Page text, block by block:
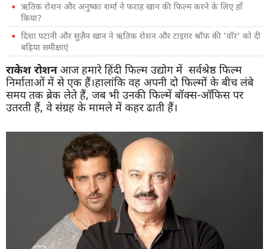
ऋतिक रोशन और अनुष्का शर्मा ने फराह खान की फिल्म करने के लिए हाँ
किया?
दिशा पटानी और सुज़ैन खान ने ऋतिक रोशन और टाइगर श्रॉफ की 'वॉर' को दी
बढ़िया समीक्षाएं
राकेश रोशनआज हमारे हिंदी फिल्म उद्योग में सर्वश्रेष्ठ फिल्म
निर्माताओं में से एक हैं।हालांकि वह अपनी दो फिल्मों के बीच लंबे
समय तक ब्रेक लेते हैं, जब भी उनकी फिल्में बॉक्स-ऑफिस पर
उतरती हैं, वे संग्रह के मामले में कहर ढाती हैं।